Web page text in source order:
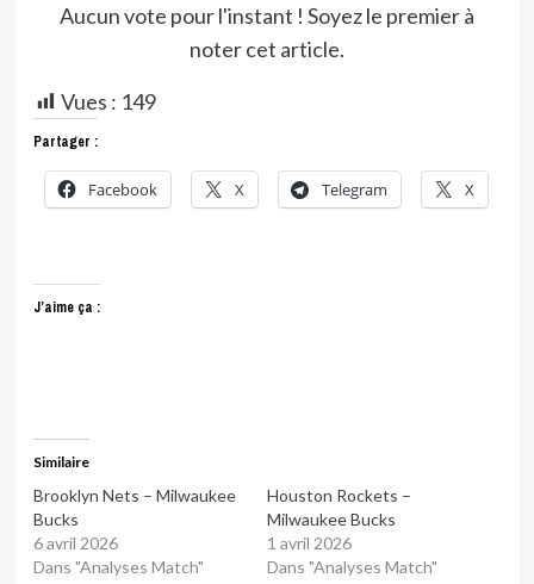
Aucun vote pour l'instant ! Soyez le premier à
noter cet article.
Vues : 149
Partager :
Facebook X Telegram X
J’aime ça :
Similaire
Brooklyn Nets – Milwaukee
Bucks
6 avril 2026
Dans "Analyses Match"
Houston Rockets –
Milwaukee Bucks
1 avril 2026
Dans "Analyses Match"